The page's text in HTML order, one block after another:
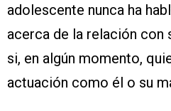
adolescente nunca ha
acerca de la relación con
si, en algún momento,
actuación como él o su